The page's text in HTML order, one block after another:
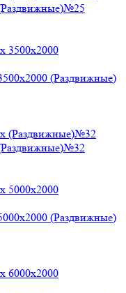
(Раздвижные)
(Раздвижные)